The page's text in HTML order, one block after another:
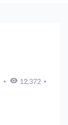
• 12,372 •